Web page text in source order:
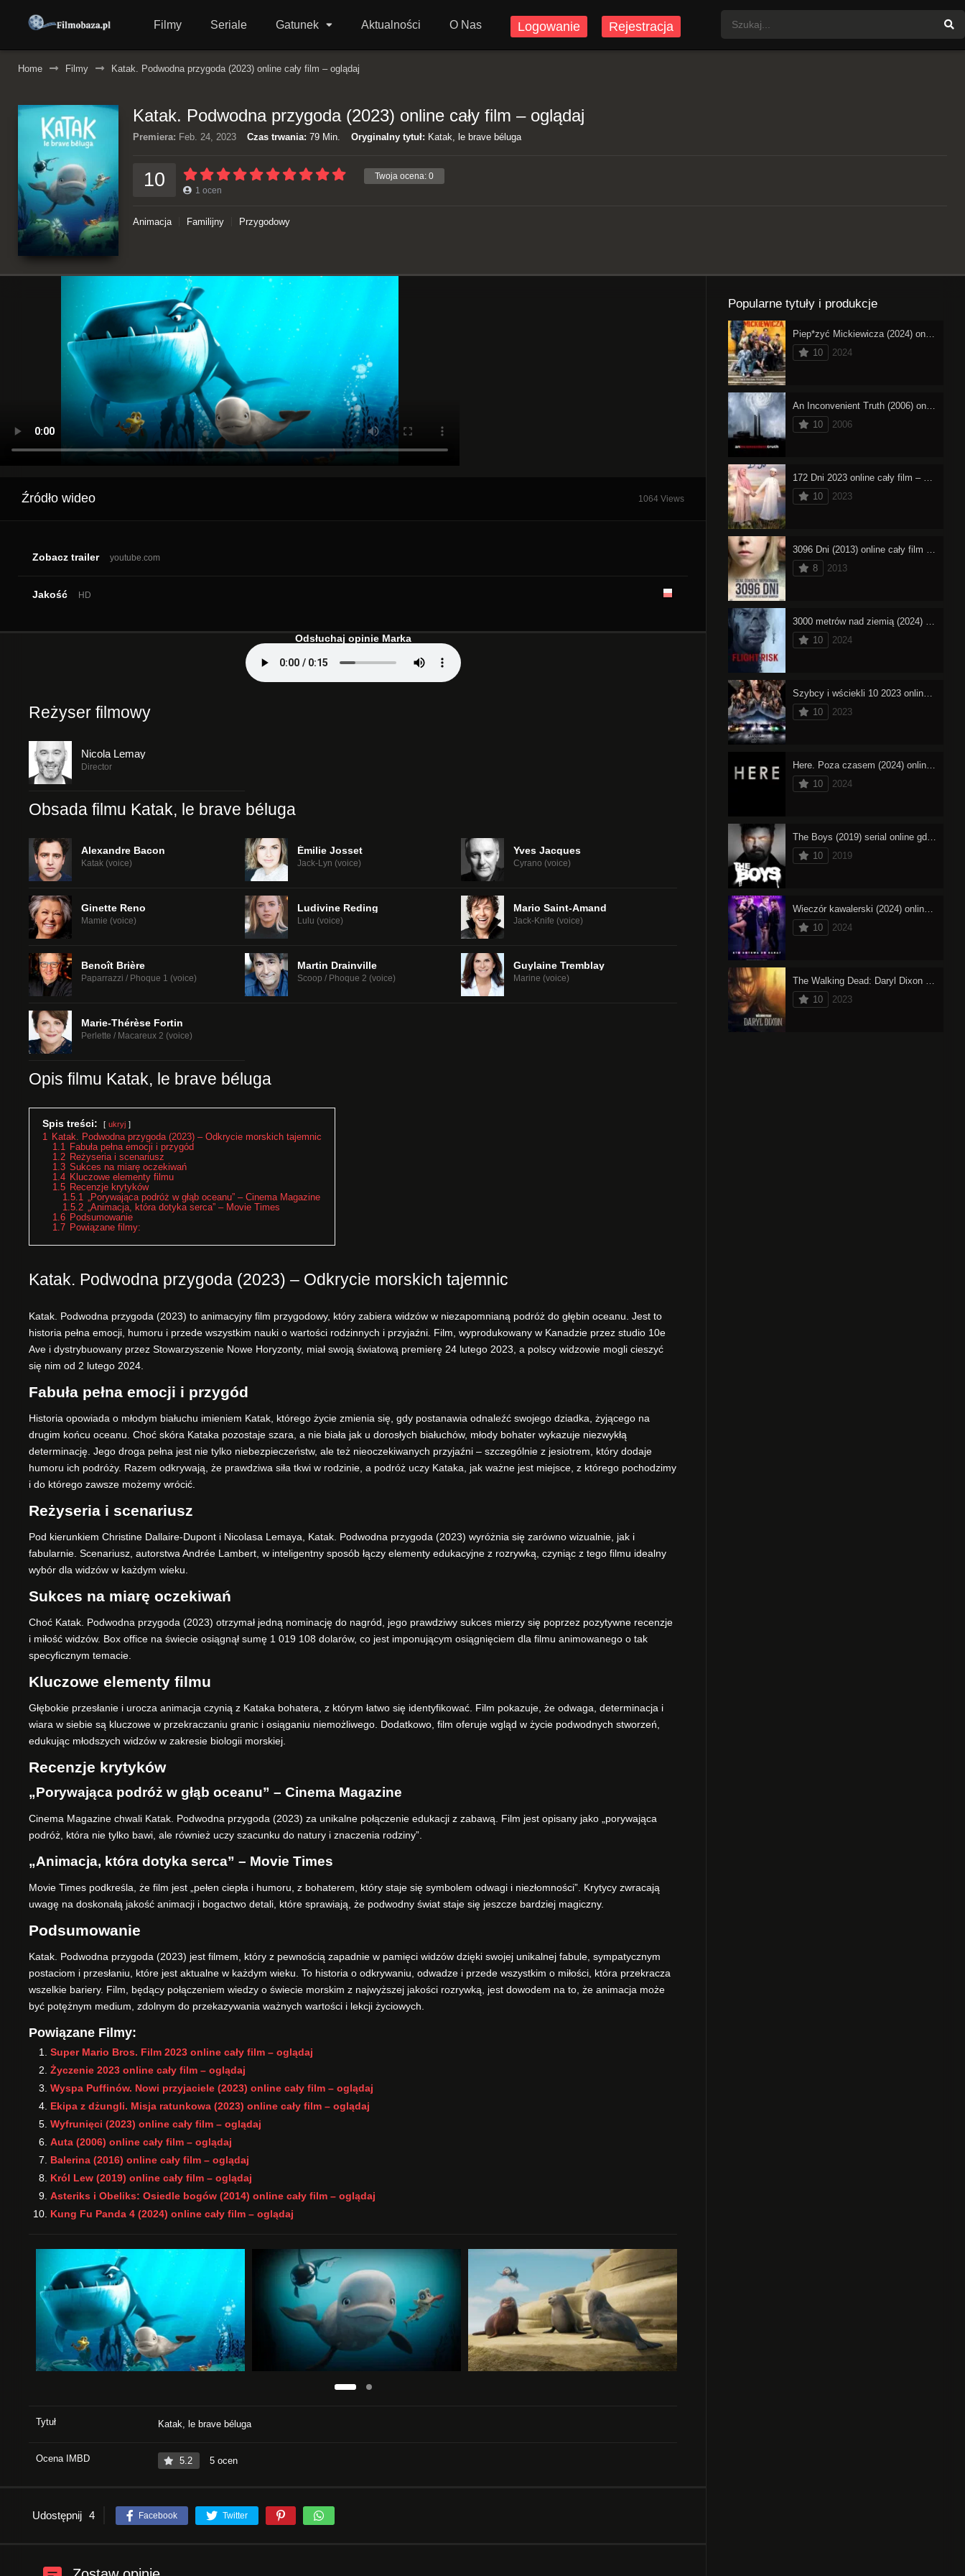
Filmy Seriale Gatunek Aktualności O Nas Logowanie Rejestracja
Home Filmy Katak. Podwodna przygoda (2023) online cały film – oglądaj
Katak. Podwodna przygoda (2023) online cały film – oglądaj
Premiera: Feb. 24, 2023 Czas trwania: 79 Min. Oryginalny tytuł: Katak, le brave béluga
Twoja ocena: 0
10 1 ocen
Animacja Familijny Przygodowy
Źródło wideo 1064 Views
Zobacz trailer youtube.com
Jakość HD
Odsłuchaj opinie Marka
Reżyser filmowy
Nicola Lemay
Director
Obsada filmu Katak, le brave béluga
Alexandre Bacon
Katak (voice)
Émilie Josset
Jack-Lyn (voice)
Yves Jacques
Cyrano (voice)
Ginette Reno
Mamie (voice)
Ludivine Reding
Lulu (voice)
Mario Saint-Amand
Jack-Knife (voice)
Benoît Brière
Paparrazzi / Phoque 1 (voice)
Martin Drainville
Scoop / Phoque 2 (voice)
Guylaine Tremblay
Marine (voice)
Marie-Thérèse Fortin
Perlette / Macareux 2 (voice)
Opis filmu Katak, le brave béluga
Spis treści: ukryj
1 Katak. Podwodna przygoda (2023) – Odkrycie morskich tajemnic
1.1 Fabuła pełna emocji i przygód
1.2 Reżyseria i scenariusz
1.3 Sukces na miarę oczekiwań
1.4 Kluczowe elementy filmu
1.5 Recenzje krytyków
1.5.1 „Porywająca podróż w głąb oceanu” – Cinema Magazine
1.5.2 „Animacja, która dotyka serca” – Movie Times
1.6 Podsumowanie
1.7 Powiązane filmy:
Katak. Podwodna przygoda (2023) – Odkrycie morskich tajemnic
Katak. Podwodna przygoda (2023) to animacyjny film przygodowy, który zabiera widzów w niezapomnianą podróż do głębin oceanu. Jest to
historia pełna emocji, humoru i przede wszystkim nauki o wartości rodzinnych i przyjaźni. Film, wyprodukowany w Kanadzie przez studio 10e
Ave i dystrybuowany przez Stowarzyszenie Nowe Horyzonty, miał swoją światową premierę 24 lutego 2023, a polscy widzowie mogli cieszyć
się nim od 2 lutego 2024.
Fabuła pełna emocji i przygód
Historia opowiada o młodym białuchu imieniem Katak, którego życie zmienia się, gdy postanawia odnaleźć swojego dziadka, żyjącego na
drugim końcu oceanu. Choć skóra Kataka pozostaje szara, a nie biała jak u dorosłych białuchów, młody bohater wykazuje niezwykłą
determinację. Jego droga pełna jest nie tylko niebezpieczeństw, ale też nieoczekiwanych przyjaźni – szczególnie z jesiotrem, który dodaje
humoru ich podróży. Razem odkrywają, że prawdziwa siła tkwi w rodzinie, a podróż uczy Kataka, jak ważne jest miejsce, z którego pochodzimy
i do którego zawsze możemy wrócić.
Reżyseria i scenariusz
Pod kierunkiem Christine Dallaire-Dupont i Nicolasa Lemaya, Katak. Podwodna przygoda (2023) wyróżnia się zarówno wizualnie, jak i
fabularnie. Scenariusz, autorstwa Andrée Lambert, w inteligentny sposób łączy elementy edukacyjne z rozrywką, czyniąc z tego filmu idealny
wybór dla widzów w każdym wieku.
Sukces na miarę oczekiwań
Choć Katak. Podwodna przygoda (2023) otrzymał jedną nominację do nagród, jego prawdziwy sukces mierzy się poprzez pozytywne recenzje
i miłość widzów. Box office na świecie osiągnął sumę 1 019 108 dolarów, co jest imponującym osiągnięciem dla filmu animowanego o tak
specyficznym temacie.
Kluczowe elementy filmu
Głębokie przesłanie i urocza animacja czynią z Kataka bohatera, z którym łatwo się identyfikować. Film pokazuje, że odwaga, determinacja i
wiara w siebie są kluczowe w przekraczaniu granic i osiąganiu niemożliwego. Dodatkowo, film oferuje wgląd w życie podwodnych stworzeń,
edukując młodszych widzów w zakresie biologii morskiej.
Recenzje krytyków
„Porywająca podróż w głąb oceanu” – Cinema Magazine
Cinema Magazine chwali Katak. Podwodna przygoda (2023) za unikalne połączenie edukacji z zabawą. Film jest opisany jako „porywająca
podróż, która nie tylko bawi, ale również uczy szacunku do natury i znaczenia rodziny”.
„Animacja, która dotyka serca” – Movie Times
Movie Times podkreśla, że film jest „pełen ciepła i humoru, z bohaterem, który staje się symbolem odwagi i niezłomności”. Krytycy zwracają
uwagę na doskonałą jakość animacji i bogactwo detali, które sprawiają, że podwodny świat staje się jeszcze bardziej magiczny.
Podsumowanie
Katak. Podwodna przygoda (2023) jest filmem, który z pewnością zapadnie w pamięci widzów dzięki swojej unikalnej fabule, sympatycznym
postaciom i przesłaniu, które jest aktualne w każdym wieku. To historia o odkrywaniu, odwadze i przede wszystkim o miłości, która przekracza
wszelkie bariery. Film, będący połączeniem wiedzy o świecie morskim z najwyższej jakości rozrywką, jest dowodem na to, że animacja może
być potężnym medium, zdolnym do przekazywania ważnych wartości i lekcji życiowych.
Powiązane Filmy:
Super Mario Bros. Film 2023 online cały film – oglądaj
Życzenie 2023 online cały film – oglądaj
Wyspa Puffinów. Nowi przyjaciele (2023) online cały film – oglądaj
Ekipa z dżungli. Misja ratunkowa (2023) online cały film – oglądaj
Wyfrunięci (2023) online cały film – oglądaj
Auta (2006) online cały film – oglądaj
Balerina (2016) online cały film – oglądaj
Król Lew (2019) online cały film – oglądaj
Asteriks i Obeliks: Osiedle bogów (2014) online cały film – oglądaj
Kung Fu Panda 4 (2024) online cały film – oglądaj
Tytuł Katak, le brave béluga
Ocena IMBD 5.2 5 ocen
Udostępnij 4 Facebook Twitter
Popularne tytuły i produkcje
Piep*zyć Mickiewicza (2024) online cały film – oglądaj
10
2024
An Inconvenient Truth (2006) online cały film – oglądaj
10
2006
172 Dni 2023 online cały film – oglądaj
10
2023
3096 Dni (2013) online cały film – oglądaj
8
2013
3000 metrów nad ziemią (2024) online cały film – oglądaj
10
2024
Szybcy i wściekli 10 2023 online cały film – oglądaj
10
2023
Here. Poza czasem (2024) online cały film – oglądaj
10
2024
The Boys (2019) serial online gdzie obejrzeć
10
2019
Wieczór kawalerski (2024) online cały film – oglądaj
10
2024
The Walking Dead: Daryl Dixon (2023) oglądaj online
10
2023